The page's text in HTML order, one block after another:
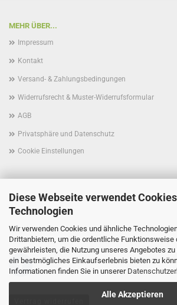
Diese Webseite verwendet
Technologien
Wir verwenden Cookies und ähnliche
Drittanbietern, um die ordentliche Funktionsweise
gewährleisten, die Nutzung unseres Angebotes
ein bestmögliches Einkaufserlebnis bieten zu
Informationen finden Sie in unserer
Alle Akzeptieren
MEHR ÜBER...
Impressum
Kontakt
Versand- & Zahlungsbedingungen
Widerrufsrecht & Muster-Widerrufsformular
AGB
Privatsphäre und Datenschutz
Cookie Einstellungen
Folgen Sie uns schon auf Facebook?